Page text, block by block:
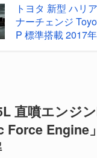
トヨタ 新型 ハリ
ナーチェンジ
P 標準搭載 2017
直噴エンジ
Force Engine